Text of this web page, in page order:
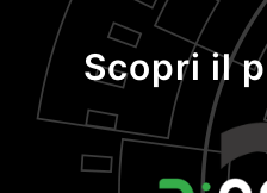
Scopri il